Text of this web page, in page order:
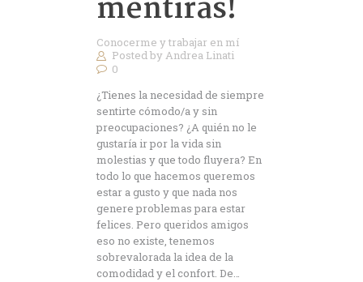
mentiras!
Conocerme y trabajar en mí
Posted byAndrea Linati
0
¿Tienes la necesidad de siempre
sentirte cómodo/a y sin
preocupaciones? ¿A quién no le
gustaría ir por la vida sin
molestias y que todo fluyera? En
todo lo que hacemos queremos
estar a gusto y que nada nos
genere problemas para estar
felices. Pero queridos amigos
eso no existe, tenemos
sobrevalorada la idea de la
comodidad y el confort. De…